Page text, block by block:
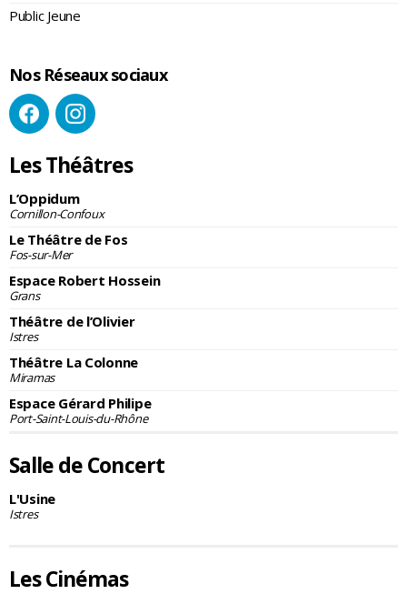
Public Jeune
Nos Réseaux sociaux
Les Théâtres
L’Oppidum
Cornillon-Confoux
Le Théâtre de Fos
Fos-sur-Mer
Espace Robert Hossein
Grans
Théâtre de l’Olivier
Istres
Théâtre La Colonne
Miramas
Espace Gérard Philipe
Port-Saint-Louis-du-Rhône
Salle de Concert
L'Usine
Istres
Les Cinémas